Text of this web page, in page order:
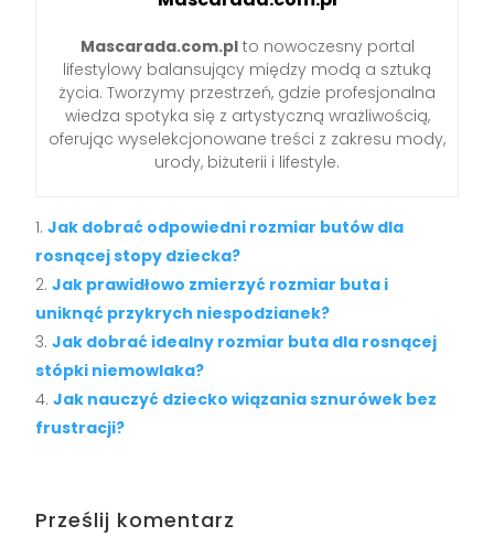
Mascarada.com.plto nowoczesny portal
lifestylowy balansujący między modą a sztuką
życia. Tworzymy przestrzeń, gdzie profesjonalna
wiedza spotyka się z artystyczną wrażliwością,
oferując wyselekcjonowane treści z zakresu mody,
urody, biżuterii i lifestyle.
Jak dobrać odpowiedni rozmiar butów dla
rosnącej stopy dziecka?
Jak prawidłowo zmierzyć rozmiar buta i
uniknąć przykrych niespodzianek?
Jak dobrać idealny rozmiar buta dla rosnącej
stópki niemowlaka?
Jak nauczyć dziecko wiązania sznurówek bez
frustracji?
Prześlij komentarz